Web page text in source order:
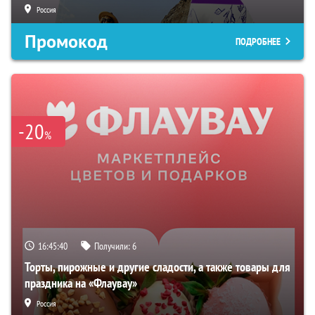
Россия
Промокод ПОДРОБНЕЕ
-20%
16:45:39 Получили:6
Торты, пирожные и другие сладости, а также товары для
праздника на «Флаувау»
Россия